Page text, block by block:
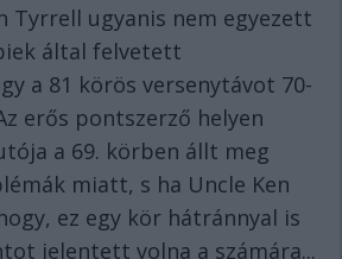
Tyrrell ugyanis nem egyezett
által felvetett
a 81 körös versenytávot 70-
erős pontszerző helyen
a 69. körben állt meg
miatt, s ha Uncle Ken
ez egy kör hátránnyal is
jelentett volna a számára...